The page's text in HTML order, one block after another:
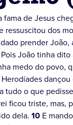
fama de Jesus
ressuscitou dos
prender
Pois João tinha
medo do povo,
tudo o que
ficou triste, mas,
dela. 10 E